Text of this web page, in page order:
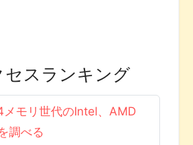
セスランキング
メモリ世代のIntel、AMD
調べる